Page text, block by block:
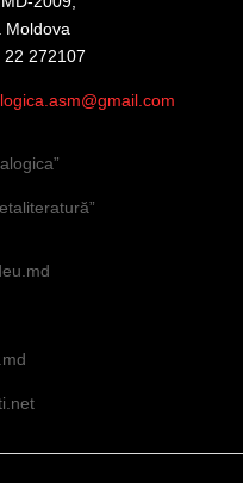
Moldova
22 272107